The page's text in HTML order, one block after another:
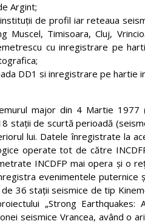
Argint;
de profil iar reteaua
Timisoara, Cluj,
cu inregistrare pe
DD1 si inregistrare pe hartie
major din 4 Martie 1977
stații de scurtă perioadă
lui. Datele înregistrate la
operate tot de către
INCDFP mai opera și o
evenimentele puternice
36 stații seismice de tip
„Strong Earthquakes:
seismice Vrancea, având o